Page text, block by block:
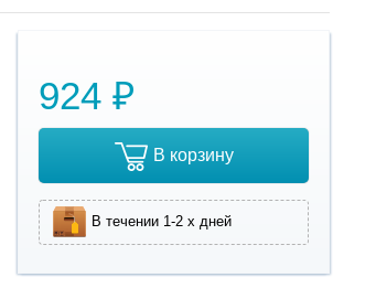
924 ₽
В корзину
В течении 1-2 х дней